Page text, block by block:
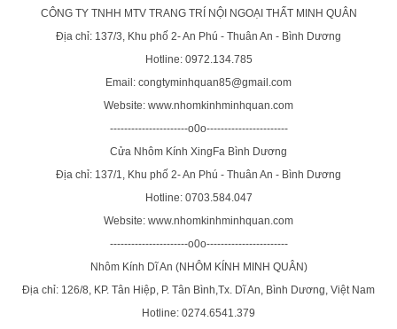
CÔNG TY TNHH MTV TRANG TRÍ NỘI NGOẠI THẤT MINH QUÂN
Địa chỉ: 137/3, Khu phố 2- An Phú - Thuân An - Bình Dương
Hotline: 0972.134.785
Email: congtyminhquan85@gmail.com
Website: www.nhomkinhminhquan.com
----------------------o0o-----------------------
Cửa Nhôm Kính XingFa Bình Dương
Địa chỉ: 137/1, Khu phố 2- An Phú - Thuân An - Bình Dương
Hotline: 0703.584.047
Website: www.nhomkinhminhquan.com
----------------------o0o-----------------------
Nhôm Kính Dĩ An (NHÔM KÍNH MINH QUÂN)
Địa chỉ: 126/8, KP. Tân Hiệp, P. Tân Bình,Tx. Dĩ An, Bình Dương, Việt Nam
Hotline: 0274.6541.379